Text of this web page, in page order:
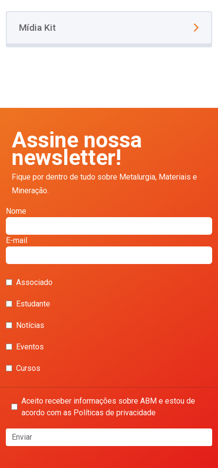
Mídia Kit
Assine nossa
newsletter!
Fique por dentro de tudo sobre Metalurgia, Materiais e
Mineração.
Nome
E-mail
Associado
Estudante
Notícias
Eventos
Cursos
Aceito receber informações sobre ABM e estou de
acordo com as Políticas de privacidade
Enviar